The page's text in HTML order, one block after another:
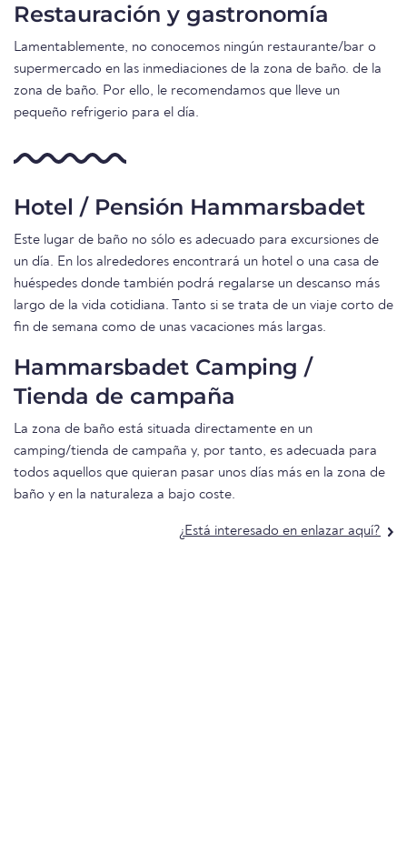
Restauración y gastronomía
Lamentablemente, no conocemos ningún restaurante/bar o
supermercado en las inmediaciones de la zona de baño. de la
zona de baño. Por ello, le recomendamos que lleve un
pequeño refrigerio para el día.
Hotel / Pensión Hammarsbadet
Este lugar de baño no sólo es adecuado para excursiones de
un día. En los alrededores encontrará un hotel o una casa de
huéspedes donde también podrá regalarse un descanso más
largo de la vida cotidiana. Tanto si se trata de un viaje corto de
fin de semana como de unas vacaciones más largas.
Hammarsbadet Camping /
Tienda de campaña
La zona de baño está situada directamente en un
camping/tienda de campaña y, por tanto, es adecuada para
todos aquellos que quieran pasar unos días más en la zona de
baño y en la naturaleza a bajo coste.
¿Está interesado en enlazar aquí?